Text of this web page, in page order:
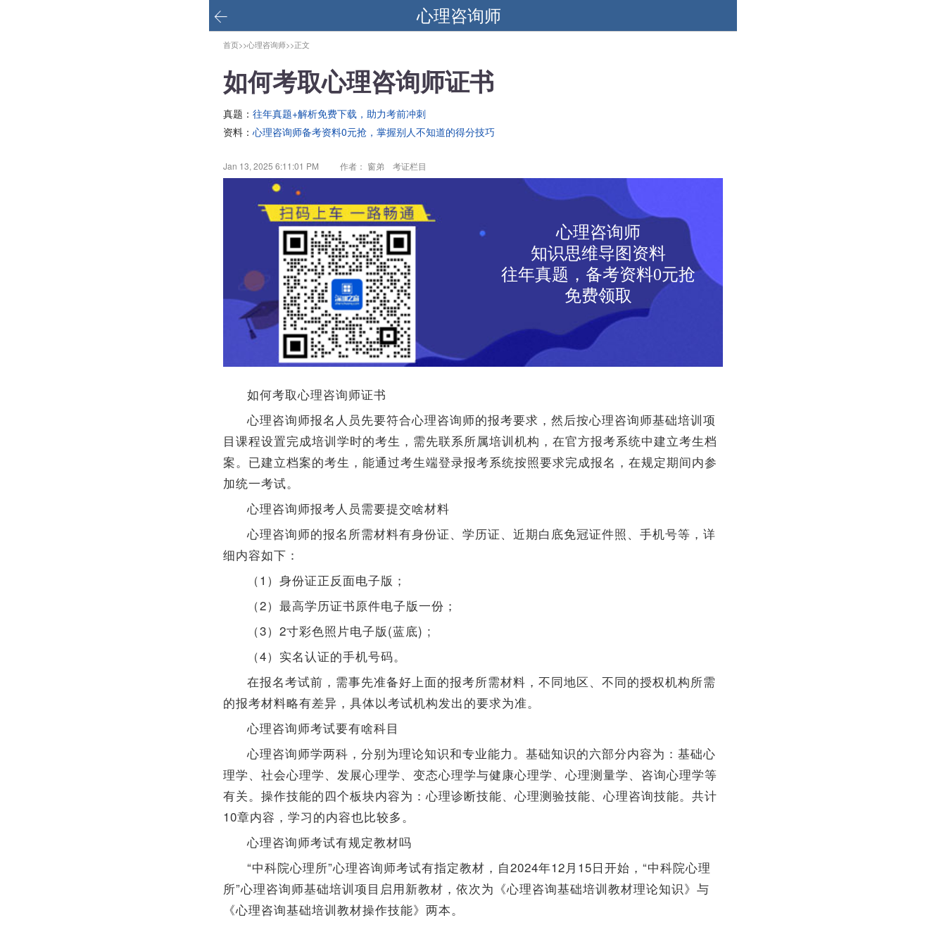
心理咨询师
首页>>心理咨询师>>正文
如何考取心理咨询师证书
真题： 往年真题+解析免费下载，助力考前冲刺
资料： 心理咨询师备考资料0元抢，掌握别人不知道的得分技巧
Jan 13, 2025 6:11:01 PM 作者： 窗弟 考证栏目
心理咨询师
知识思维导图资料
往年真题，备考资料0元抢
免费领取
如何考取心理咨询师证书
心理咨询师报名人员先要符合心理咨询师的报考要求，然后按心理咨询师基础培训项
目课程设置完成培训学时的考生，需先联系所属培训机构，在官方报考系统中建立考生档
案。已建立档案的考生，能通过考生端登录报考系统按照要求完成报名，在规定期间内参
加统一考试。
心理咨询师报考人员需要提交啥材料
心理咨询师的报名所需材料有身份证、学历证、近期白底免冠证件照、手机号等，详
细内容如下：
（1）身份证正反面电子版；
（2）最高学历证书原件电子版一份；
（3）2寸彩色照片电子版(蓝底) ;
（4）实名认证的手机号码。
在报名考试前，需事先准备好上面的报考所需材料，不同地区、不同的授权机构所需
的报考材料略有差异，具体以考试机构发出的要求为准。
心理咨询师考试要有啥科目
心理咨询师学两科，分别为理论知识和专业能力。基础知识的六部分内容为：基础心
理学、社会心理学、发展心理学、变态心理学与健康心理学、心理测量学、咨询心理学等
有关。操作技能的四个板块内容为：心理诊断技能、心理测验技能、心理咨询技能。共计
10章内容，学习的内容也比较多。
心理咨询师考试有规定教材吗
“中科院心理所”心理咨询师考试有指定教材，自2024年12月15日开始，“中科院心理
所”心理咨询师基础培训项目启用新教材，依次为《心理咨询基础培训教材理论知识》与
《心理咨询基础培训教材操作技能》两本。